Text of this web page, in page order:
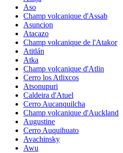
Aso
Champ volcanique d'Assab
Asuncion
Atacazo
Champ volcanique de l'Atakor
Atitlán
Atka
Champ volcanique d'Atlin
Cerro los Atlixcos
Atsonupuri
Caldeira d'Atuel
Cerro Aucanquilcha
Champ volcanique d'Auckland
Augustine
Cerro Auquihuato
Avachinsky
Awu